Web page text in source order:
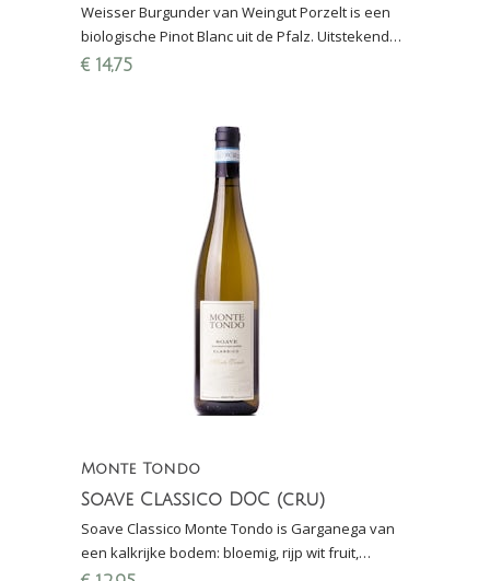
Weisser Burgunder van Weingut Porzelt is een
biologische Pinot Blanc uit de Pfalz. Uitstekende
witte wijn voor bij de asperges!
€ 14,75
Monte Tondo
Soave Classico DOC (cru)
Soave Classico Monte Tondo is Garganega van
een kalkrijke bodem: bloemig, rijp wit fruit,
delicaat, breed toegankelijk. 90/100 punten Wine